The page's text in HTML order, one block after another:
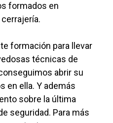
formados en
formación para llevar
técnicas de
abrir su
en ella. Y además
sobre la última
seguridad. Para más